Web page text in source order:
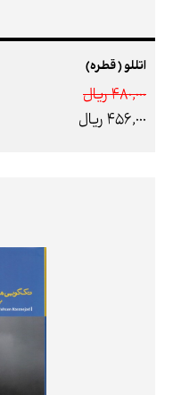
اتللو ( قطره)
480,000 ريال
456,000 ريال